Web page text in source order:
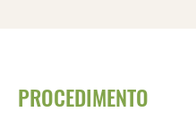
PROCEDIMENTO